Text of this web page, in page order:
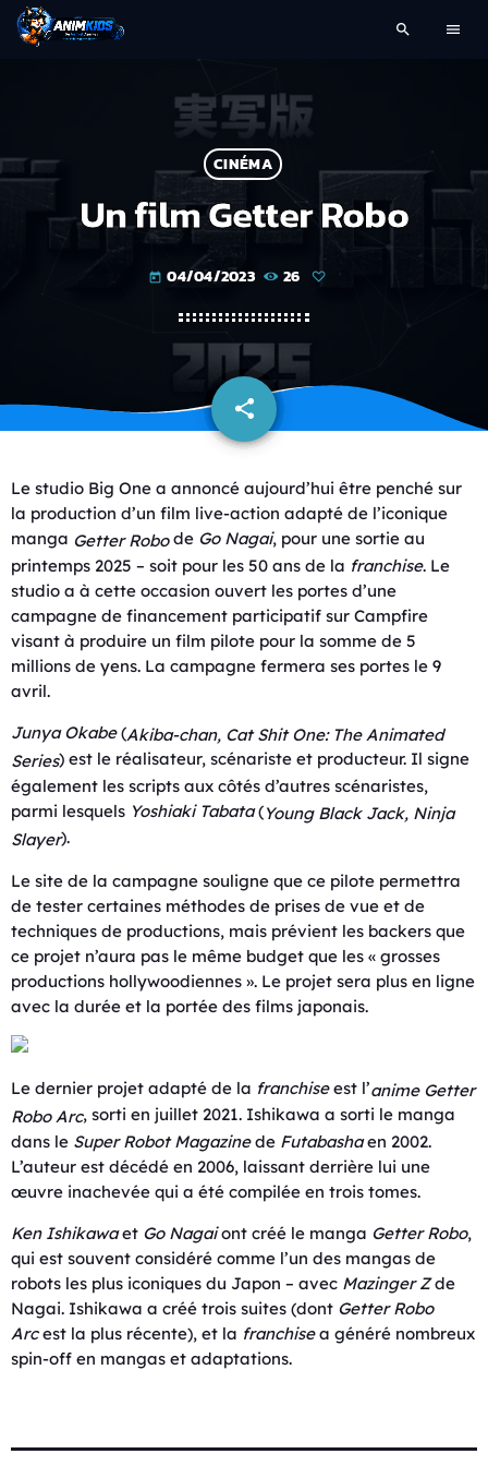
search menu
CINÉMA
Un film Getter Robo
today 04/04/2023 26
share
email
Le studio Big One a annoncé aujourd’hui être penché sur
la production d’un film live-action adapté de l’iconique
manga Getter Robode Go Nagai, pour une sortie au
printemps 2025 – soit pour les 50 ans de la franchise. Le
studio a à cette occasion ouvert les portes d’une
campagne de financement participatif sur Campfire
visant à produire un film pilote pour la somme de 5
millions de yens. La campagne fermera ses portes le 9
avril.
Junya Okabe(Akiba-chan, Cat Shit One: The Animated
Series) est le réalisateur, scénariste et producteur. Il signe
également les scripts aux côtés d’autres scénaristes,
parmi lesquels Yoshiaki Tabata(Young Black Jack, Ninja
Slayer).
Le site de la campagne souligne que ce pilote permettra
de tester certaines méthodes de prises de vue et de
techniques de productions, mais prévient les backers que
ce projet n’aura pas le même budget que les « grosses
productions hollywoodiennes ». Le projet sera plus en ligne
avec la durée et la portée des films japonais.
Le dernier projet adapté de la franchiseest l’anime Getter
Robo Arc, sorti en juillet 2021. Ishikawa a sorti le manga
dans le Super Robot Magazinede Futabashaen 2002.
L’auteur est décédé en 2006, laissant derrière lui une
œuvre inachevée qui a été compilée en trois tomes.
Ken Ishikawaet Go Nagaiont créé le manga Getter Robo,
qui est souvent considéré comme l’un des mangas de
robots les plus iconiques du Japon – avec Mazinger Zde
Nagai. Ishikawa a créé trois suites (dont Getter Robo
Arcest la plus récente), et la franchisea généré nombreux
spin-off en mangas et adaptations.